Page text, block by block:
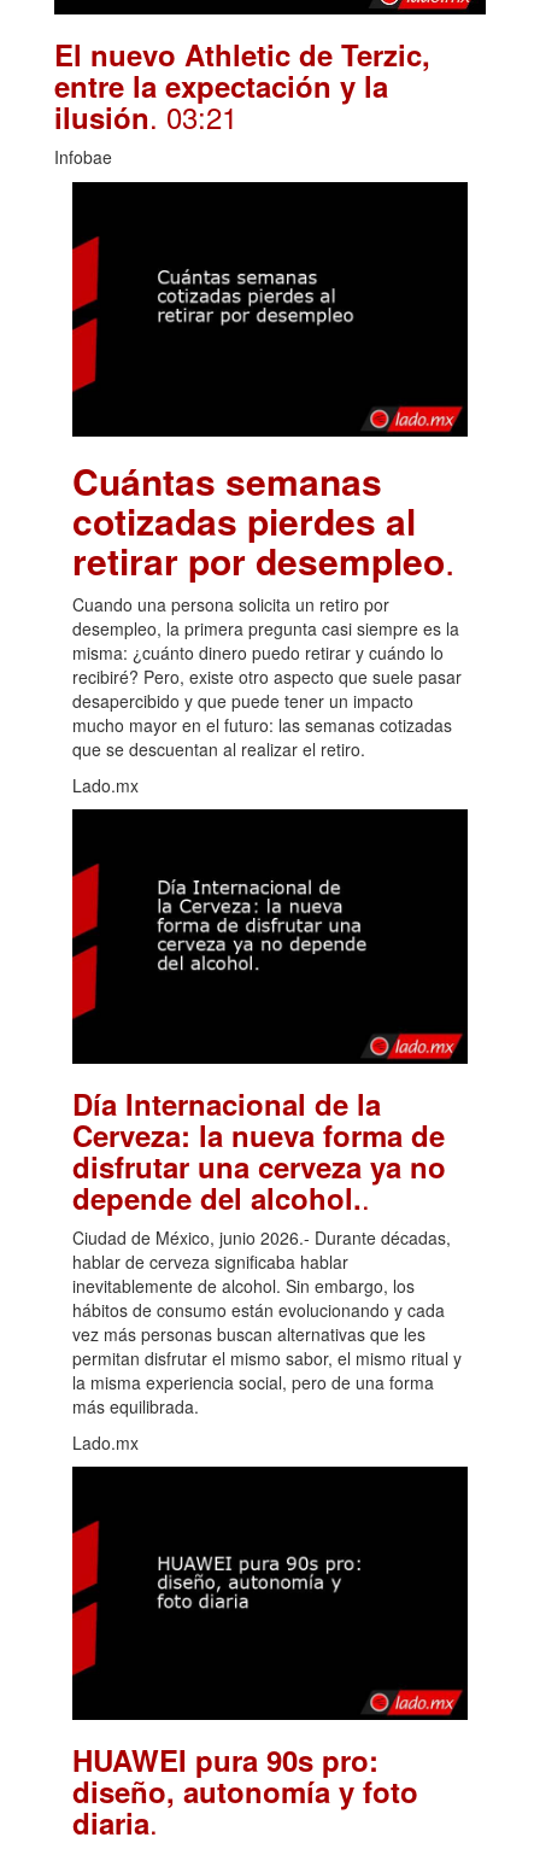
El nuevo Athletic de Terzic,
entre la expectación y la
ilusión. 03:21
Infobae
Cuántas semanas
cotizadas pierdes al
retirar por desempleo.
Cuando una persona solicita un retiro por
desempleo, la primera pregunta casi siempre es la
misma: ¿cuánto dinero puedo retirar y cuándo lo
recibiré? Pero, existe otro aspecto que suele pasar
desapercibido y que puede tener un impacto
mucho mayor en el futuro: las semanas cotizadas
que se descuentan al realizar el retiro.
Lado.mx
Día Internacional de la
Cerveza: la nueva forma de
disfrutar una cerveza ya no
depende del alcohol..
Ciudad de México, junio 2026.- Durante décadas,
hablar de cerveza significaba hablar
inevitablemente de alcohol. Sin embargo, los
hábitos de consumo están evolucionando y cada
vez más personas buscan alternativas que les
permitan disfrutar el mismo sabor, el mismo ritual y
la misma experiencia social, pero de una forma
más equilibrada.
Lado.mx
HUAWEI pura 90s pro:
diseño, autonomía y foto
diaria.